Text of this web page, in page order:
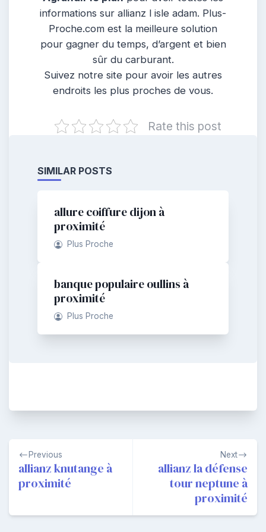
informations sur allianz l isle adam. Plus-
Proche.com est la meilleure solution
pour gagner du temps, d’argent et bien
sûr du carburant.
Suivez notre site pour avoir les autres
endroits les plus proches de vous.
Rate this post
SIMILAR POSTS
allure coiffure dijon à
proximité
Plus Proche
banque populaire oullins à
proximité
Plus Proche
Navigation
de
l’article
Previous
allianz knutange à
proximité
Next
allianz la défense
tour neptune à
proximité